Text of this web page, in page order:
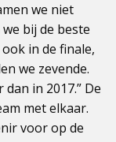
we niet
bij de beste
in de finale,
we zevende.
in 2017.” De
met elkaar.
voor op de